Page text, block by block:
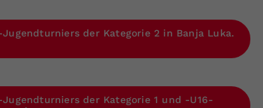
der Kategorie 2 in Banja Luka.
der Kategorie 1 und -U16-